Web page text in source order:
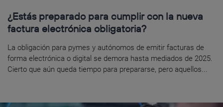
¿Estás preparado para cumplir con la nueva
factura electrónica obligatoria?
La obligación para pymes y autónomos de emitir facturas de
forma electrónica o digital se demora hasta mediados de 2025.
Cierto que aún queda tiempo para prepararse, pero aquellos...